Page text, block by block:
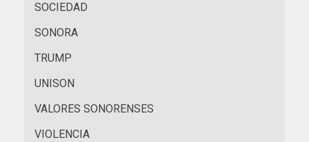
SOCIEDAD
SONORA
TRUMP
UNISON
VALORES SONORENSES
VIOLENCIA